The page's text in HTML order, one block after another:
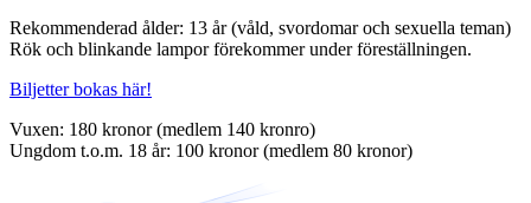
Rekommenderad ålder: 13 år (våld, svordomar och sexuella teman)
Rök och blinkande lampor förekommer under föreställningen.
Biljetter bokas här!
Vuxen: 180 kronor (medlem 140 kronro)
Ungdom t.o.m. 18 år: 100 kronor (medlem 80 kronor)